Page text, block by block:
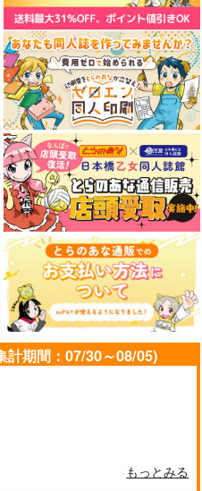
計期間：07/30～08/05)
もっとみる